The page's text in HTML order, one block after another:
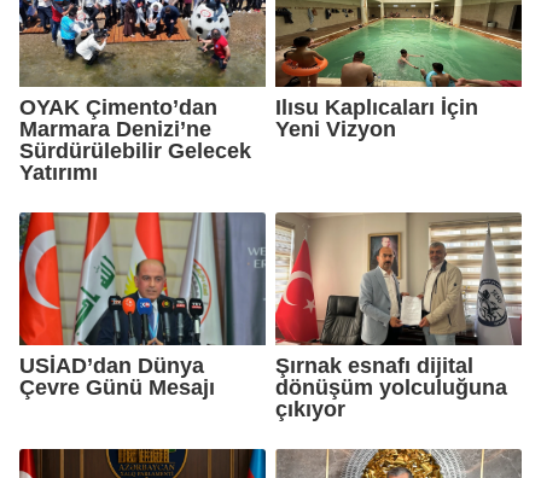
OYAK Çimento’dan
Marmara Denizi’ne
Sürdürülebilir Gelecek
Yatırımı
Ilısu Kaplıcaları İçin
Yeni Vizyon
USİAD’dan Dünya
Çevre Günü Mesajı
Şırnak esnafı dijital
dönüşüm yolculuğuna
çıkıyor